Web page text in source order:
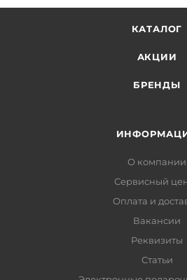
КАТАЛОГ
АКЦИИ
БРЕНДЫ
О компании
Сервисный
Оплата и
Вакансии
Реквизиты
Статьи